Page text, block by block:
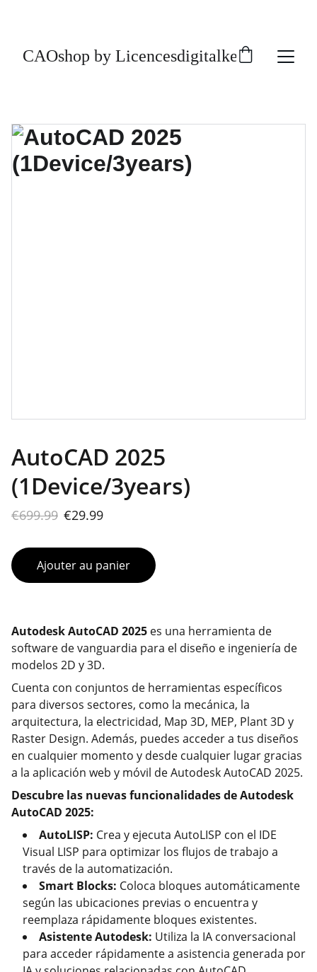
CAOshop by Licencesdigitalkey
AutoCAD 2025
(1Device/3years)
€699.99 €29.99
Ajouter au panier
Autodesk AutoCAD 2025 es una herramienta de
software de vanguardia para el diseño e ingeniería de
modelos 2D y 3D.
Cuenta con conjuntos de herramientas específicos
para diversos sectores, como la mecánica, la
arquitectura, la electricidad, Map 3D, MEP, Plant 3D y
Raster Design. Además, puedes acceder a tus diseños
en cualquier momento y desde cualquier lugar gracias
a la aplicación web y móvil de Autodesk AutoCAD 2025.
Descubre las nuevas funcionalidades de Autodesk
AutoCAD 2025:
AutoLISP: Crea y ejecuta AutoLISP con el IDE
Visual LISP para optimizar los flujos de trabajo a
través de la automatización.
Smart Blocks: Coloca bloques automáticamente
según las ubicaciones previas o encuentra y
reemplaza rápidamente bloques existentes.
Asistente Autodesk: Utiliza la IA conversacional
para acceder rápidamente a asistencia generada por